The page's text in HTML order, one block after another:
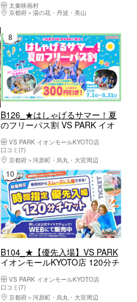
太秦映画村
京都府
湯の花・丹波・美山
8位
B126_★はしゃげるサマー！夏
のフリーパス割 VS PARK イオ
VS PARK イオンモールKYOTO店
口コミ(7)
京都府
河原町・烏丸・大宮周辺
10位
B104_★【優先入場】VS PARK
イオンモールKYOTO店 120分チ
VS PARK イオンモールKYOTO店
口コミ(7)
京都府
河原町・烏丸・大宮周辺